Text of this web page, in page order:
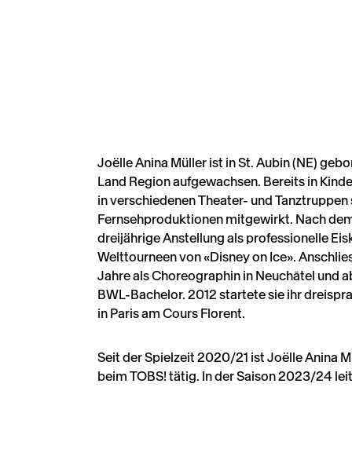
Joëlle Anina Müller ist in St. Aubin (NE)
Land Region aufgewachsen. Bereits in
in verschiedenen Theater- und Tanztruppen
Fernsehproduktionen mitgewirkt. Nach
dreijährige Anstellung als professionelle
Welttourneen von «Disney on Ice».
Jahre als Choreographin in Neuchâtel und
BWL-Bachelor. 2012 startete sie ihr
in Paris am Cours Florent.
Seit der Spielzeit 2020/21 ist Joëlle Anina
beim TOBS! tätig. In der Saison 2023/24